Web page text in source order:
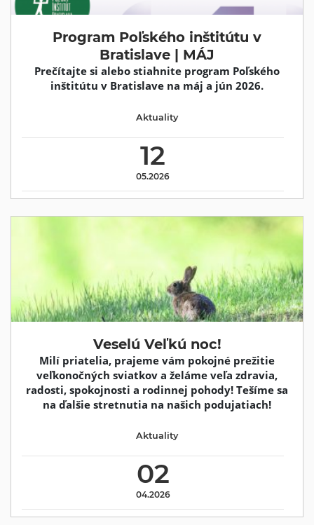
Program Poľského inštitútu v
Bratislave | MÁJ
Prečítajte si alebo stiahnite program Poľského
inštitútu v Bratislave na máj a jún 2026.
12
05.2026
Aktuality
Veselú Veľkú noc!
Milí priatelia, prajeme vám pokojné prežitie
veľkonočných sviatkov a želáme veľa zdravia,
radosti, spokojnosti a rodinnej pohody! Tešíme sa
na ďalšie stretnutia na našich podujatiach!
02
04.2026
Aktuality